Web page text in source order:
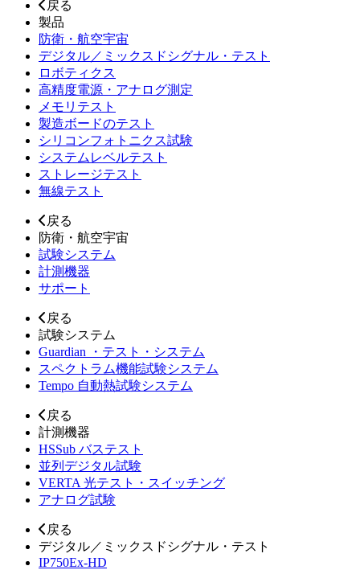
戻る
製品
防衛・航空宇宙
デジタル／ミックスドシグナル・テスト
ロボティクス
高精度電源・アナログ測定
メモリテスト
製造ボードのテスト
シリコンフォトニクス試験
システムレベルテスト
ストレージテスト
無線テスト
戻る
防衛・航空宇宙
試験システム
計測機器
サポート
戻る
試験システム
Guardian ・テスト・システム
スペクトラム機能試験システム
Tempo 自動熱試験システム
戻る
計測機器
HSSub バステスト
並列デジタル試験
VERTA 光テスト・スイッチング
アナログ試験
戻る
デジタル／ミックスドシグナル・テスト
IP750Ex-HD